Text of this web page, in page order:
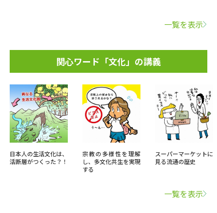
一覧を表示
関心ワード「文化」の講義
日本人の生活文化は、
活断層がつくった？！
宗教の多様性を理解
し、多文化共生を実現
する
スーパーマーケットに
見る流通の歴史
一覧を表示